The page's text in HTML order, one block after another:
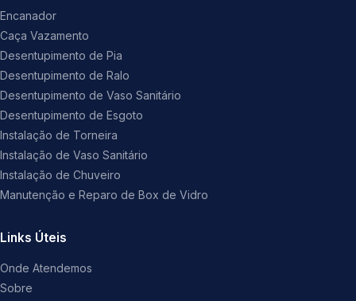
Encanador
Caça Vazamento
Desentupimento de Pia
Desentupimento de Ralo
Desentupimento de Vaso Sanitário
Desentupimento de Esgoto
Instalação de Torneira
Instalação de Vaso Sanitário
Instalação de Chuveiro
Manutenção e Reparo de Box de Vidro
Links Úteis
Onde Atendemos
Sobre